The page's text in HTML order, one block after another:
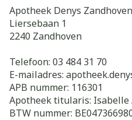
Apotheek Denys Zandhoven
Liersebaan 1
2240 Zandhoven
Telefoon: 03 484 31 70
E-mailadres:
APB nummer: 116301
Apotheek titularis: Isabelle
BTW nummer: